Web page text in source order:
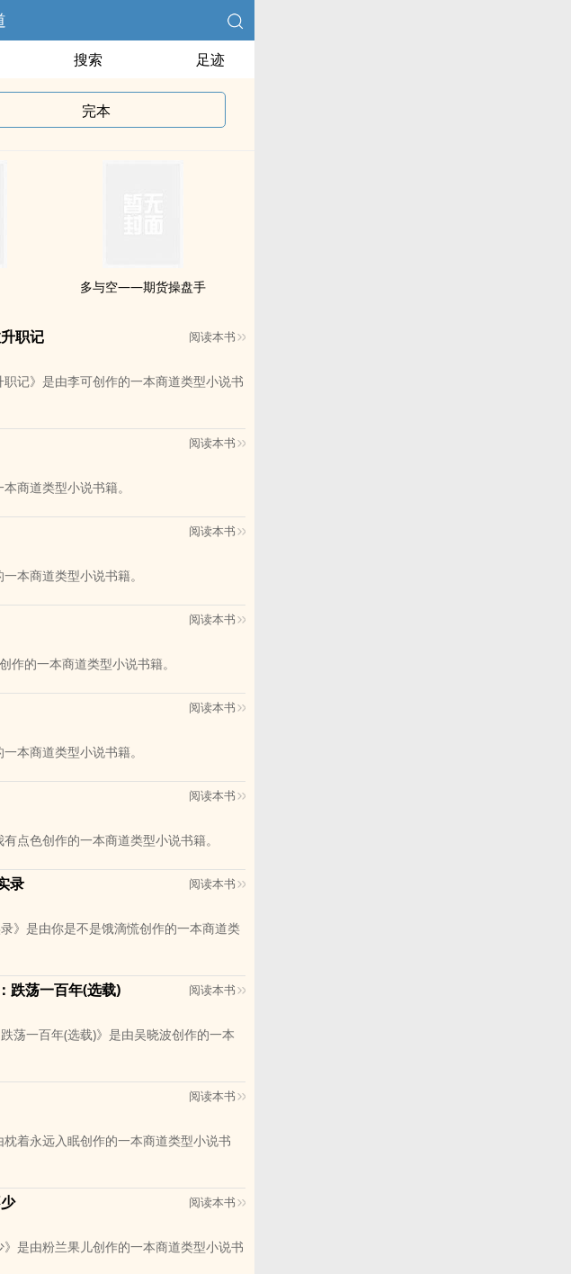
搜索 足迹
完本
多与空——期货操盘手
职记 阅读本书
职记》是由李可创作的一本商道类型小说书
阅读本书
商道类型小说书籍。
阅读本书
本商道类型小说书籍。
阅读本书
作的一本商道类型小说书籍。
阅读本书
本商道类型小说书籍。
阅读本书
点色创作的一本商道类型小说书籍。
录 阅读本书
》是由你是不是饿滴慌创作的一本商道类
跌荡一百年(选载) 阅读本书
荡一百年(选载)》是由吴晓波创作的一本
阅读本书
枕着永远入眠创作的一本商道类型小说书
阅读本书
》是由粉兰果儿创作的一本商道类型小说书